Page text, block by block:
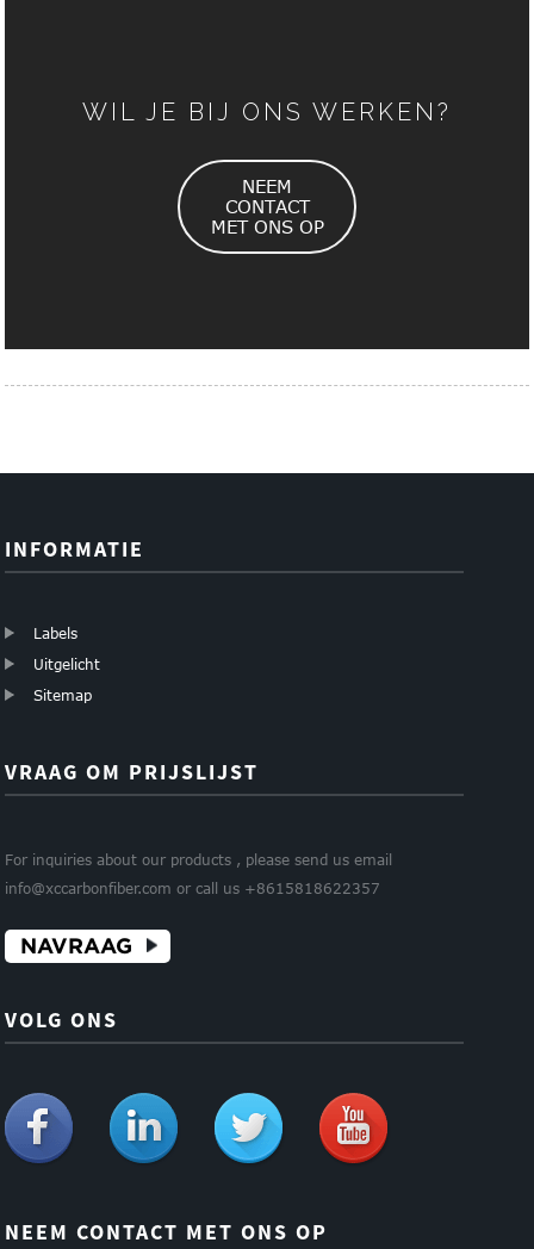
WIL JE BIJ ONS WERKEN?
NEEM
CONTACT
MET ONS OP
INFORMATIE
Labels
Uitgelicht
Sitemap
VRAAG OM PRIJSLIJST
For inquiries about our products , please send us email
info@xccarbonfiber.com or call us +8615818622357
NAVRAAG
VOLG ONS
NEEM CONTACT MET ONS OP